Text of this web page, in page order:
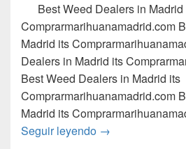
Best Weed Dealers in Madrid
Comprarmarihuanamadrid.com
Madrid its
Dealers in Madrid its
Best Weed Dealers in Madrid its
Comprarmarihuanamadrid.com
Madrid its
Seguir leyendo Buju Banton –
→